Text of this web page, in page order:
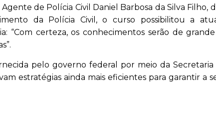
Agente de Polícia Civil Daniel Barbosa da Silva Filho,
da Polícia Civil, o curso possibilitou a
“Com certeza, os conhecimentos serão de
pelo governo federal por meio da Secretaria
estratégias ainda mais eficientes para garantir a